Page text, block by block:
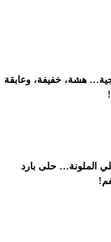
هشة، خفيفة، وعابقة
الملونة… حلى بارد